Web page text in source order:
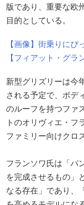
版であり、重要な欧
目的としている。
【画像】街乗りにぴ
【フィアット・グ
新型グリズリーは今
される予定で、ボデ
のルーフを持つファ
トのオリヴィエ・フ
ファミリー向けクロ
フランソワ氏は「パ
を完成させるもの」
なる存在」であり、